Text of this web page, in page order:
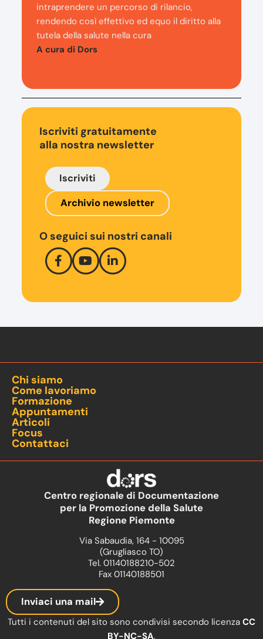
intraprendere un percorso di rilancio,
rendendo così effettivo ed equo il diritto alla
tutela della salute nella cura
A cura di Dors
Iscriviti gratuitamente
alla nostra newsletter
Iscriviti
Archivio newsletter
O seguici sui nostri canali
Chi siamo
Come lavoriamo
Formazione
Appuntamenti
Articoli
Focus
Contattaci
Centro regionale di Documentazione
per la Promozione della Salute
Regione Piemonte
Via Sabaudia, 164 - 10095
(Grugliasco TO)
Tel. 01140188210-502
Fax 01140188501
Inviaci una mail
Tutti i contenuti del sito sono condivisi secondo licenza CC
BY-NC-SA.